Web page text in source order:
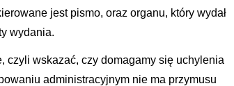
jest pismo, oraz organu, który wydał
wydania.
czyli wskazać, czy domagamy się uchylenia
administracyjnym nie ma przymusu